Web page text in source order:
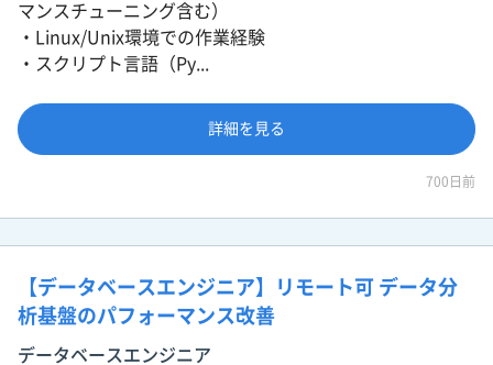
マンスチューニング含む）
・Linux/Unix環境での作業経験
・スクリプト言語（Py...
詳細を見る
700日前
【データベースエンジニア】リモート可 データ分
析基盤のパフォーマンス改善
データベースエンジニア